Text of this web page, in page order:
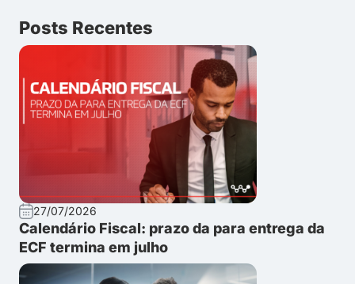
Posts Recentes
27/07/2026
Calendário Fiscal: prazo da para entrega da
ECF termina em julho